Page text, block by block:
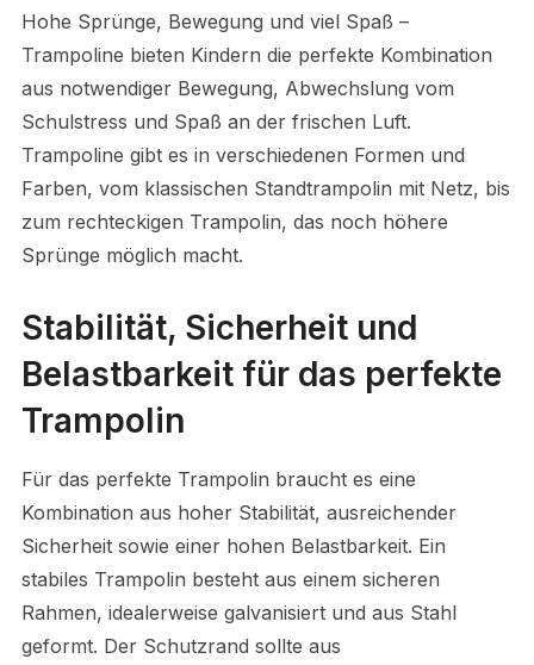
Hohe Sprünge, Bewegung und viel Spaß –
Trampoline bieten Kindern die perfekte Kombination
aus notwendiger Bewegung, Abwechslung vom
Schulstress und Spaß an der frischen Luft.
Trampoline gibt es in verschiedenen Formen und
Farben, vom klassischen Standtrampolin mit Netz, bis
zum rechteckigen Trampolin, das noch höhere
Sprünge möglich macht.
Stabilität, Sicherheit und
Belastbarkeit für das perfekte
Trampolin
Für das perfekte Trampolin braucht es eine
Kombination aus hoher Stabilität, ausreichender
Sicherheit sowie einer hohen Belastbarkeit. Ein
stabiles Trampolin besteht aus einem sicheren
Rahmen, idealerweise galvanisiert und aus Stahl
geformt. Der Schutzrand sollte aus